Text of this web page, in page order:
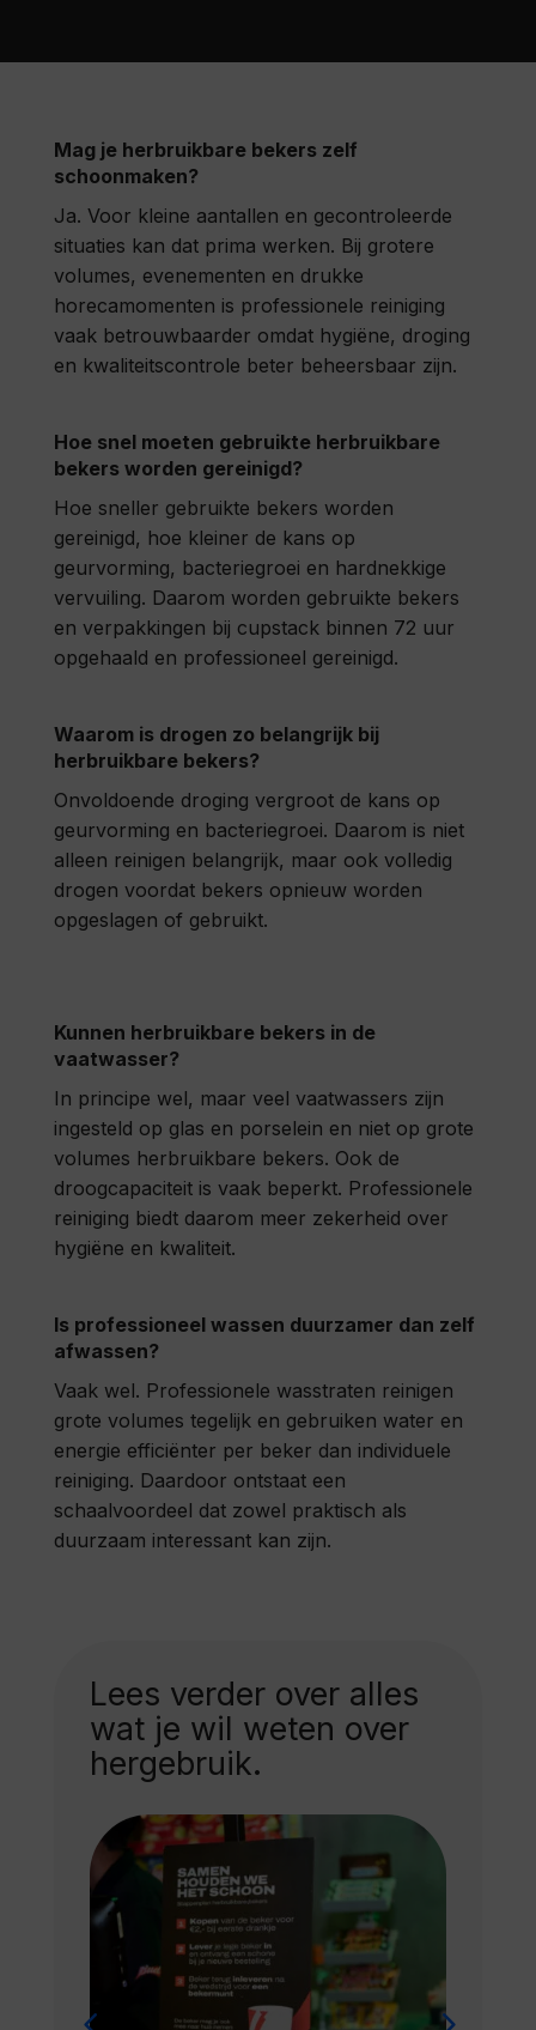
Mag je herbruikbare bekers zelf
schoonmaken?
Ja. Voor kleine aantallen en gecontroleerde
situaties kan dat prima werken. Bij grotere
volumes, evenementen en drukke
horecamomenten is professionele reiniging
vaak betrouwbaarder omdat hygiëne, droging
en kwaliteitscontrole beter beheersbaar zijn.
Hoe snel moeten gebruikte herbruikbare
bekers worden gereinigd?
Hoe sneller gebruikte bekers worden
gereinigd, hoe kleiner de kans op
geurvorming, bacteriegroei en hardnekkige
vervuiling. Daarom worden gebruikte bekers
en verpakkingen bij cupstack binnen 72 uur
opgehaald en professioneel gereinigd.
Waarom is drogen zo belangrijk bij
herbruikbare bekers?
Onvoldoende droging vergroot de kans op
geurvorming en bacteriegroei. Daarom is niet
alleen reinigen belangrijk, maar ook volledig
drogen voordat bekers opnieuw worden
opgeslagen of gebruikt.
Kunnen herbruikbare bekers in de
vaatwasser?
In principe wel, maar veel vaatwassers zijn
ingesteld op glas en porselein en niet op grote
volumes herbruikbare bekers. Ook de
droogcapaciteit is vaak beperkt. Professionele
reiniging biedt daarom meer zekerheid over
hygiëne en kwaliteit.
Is professioneel wassen duurzamer dan zelf
afwassen?
Vaak wel. Professionele wasstraten reinigen
grote volumes tegelijk en gebruiken water en
energie efficiënter per beker dan individuele
reiniging. Daardoor ontstaat een
schaalvoordeel dat zowel praktisch als
duurzaam interessant kan zijn.
Lees verder over alles
wat je wil weten over
hergebruik.